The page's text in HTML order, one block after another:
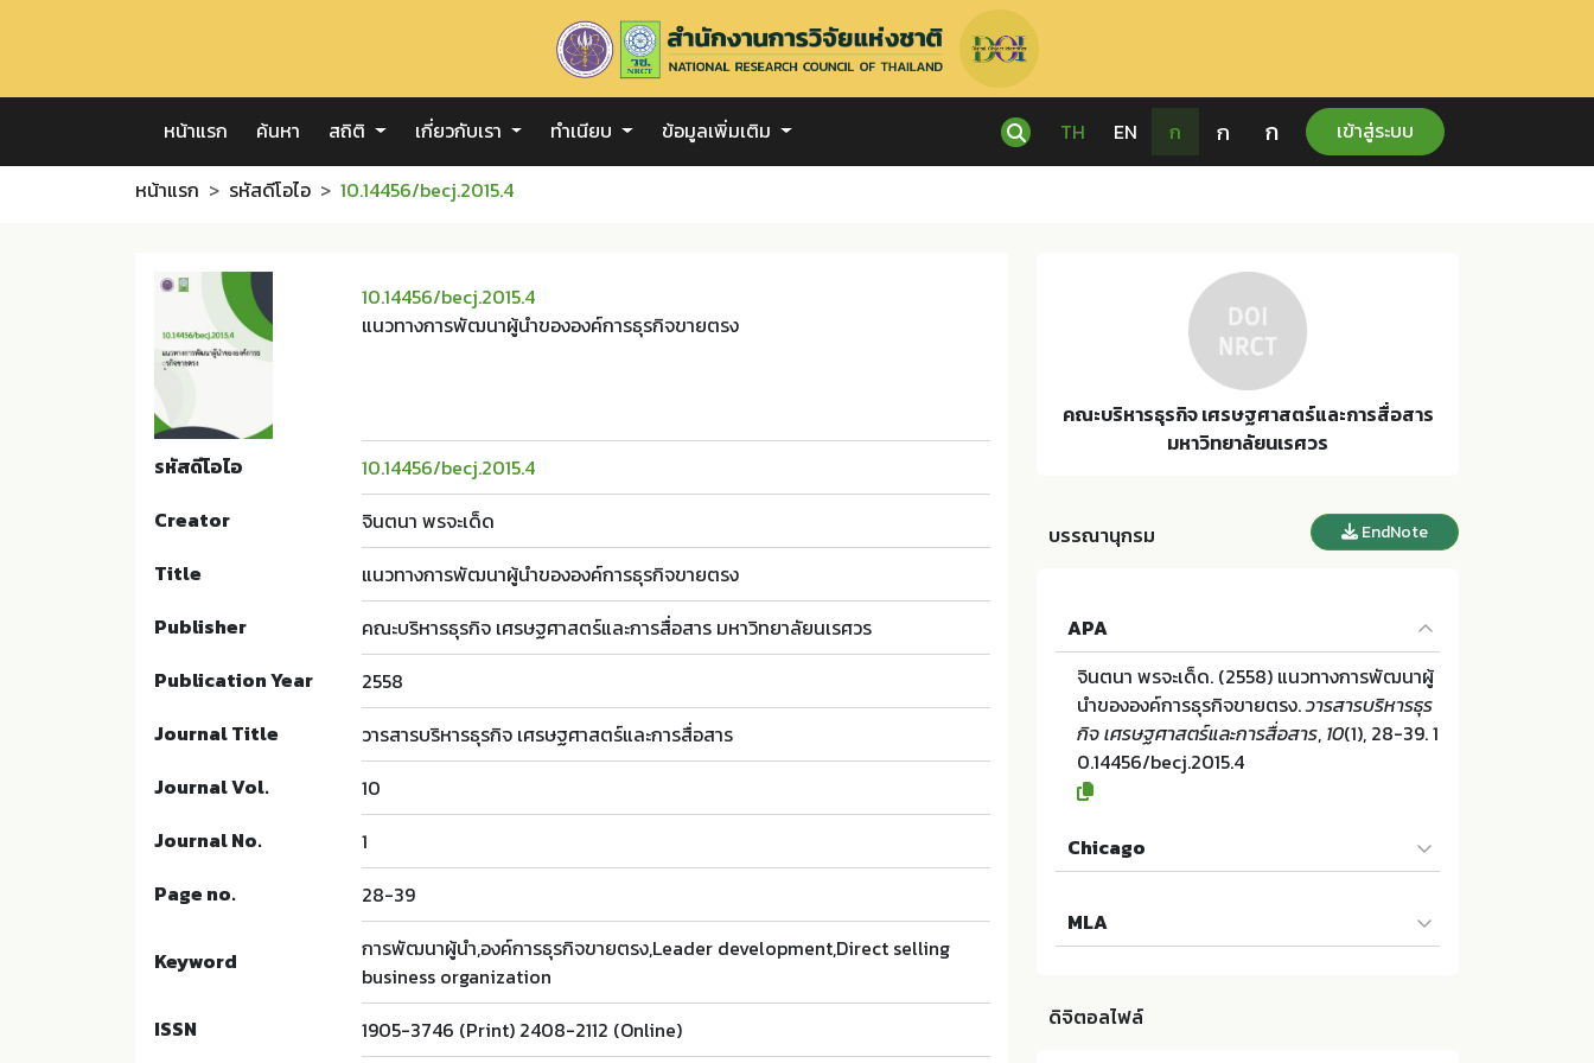
หน้าแรก ค้นหา สถิติ เกี่ยวกับเรา ทำเนียบ ข้อมูลเพิ่มเติม TH EN ก ก ก เข้าสู่ระบบ
หน้าแรก รหัสดีโอไอ 10.14456/becj.2015.4
10.14456/becj.2015.4
แนวทางการพัฒนาผู้นำขององค์การธุรกิจขายตรง
รหัสดีโอไอ
10.14456/becj.2015.4
Creator
จินตนา พรจะเด็ด
Title
แนวทางการพัฒนาผู้นำขององค์การธุรกิจขายตรง
Publisher
คณะบริหารธุรกิจ เศรษฐศาสตร์และการสื่อสาร มหาวิทยาลัยนเรศวร
Publication Year
2558
Journal Title
วารสารบริหารธุรกิจ เศรษฐศาสตร์และการสื่อสาร
Journal Vol.
10
Journal No.
1
Page no.
28-39
Keyword
การพัฒนาผู้นำ,องค์การธุรกิจขายตรง,Leader development,Direct selling
business organization
ISSN
1905-3746 (Print) 2408-2112 (Online)
คณะบริหารธุรกิจ เศรษฐศาสตร์และการสื่อสาร
มหาวิทยาลัยนเรศวร
บรรณานุกรม EndNote
APA
จินตนา พรจะเด็ด. (2558) แนวทางการพัฒนาผู้
นำขององค์การธุรกิจขายตรง.วารสารบริหารธุร
กิจ เศรษฐศาสตร์และการสื่อสาร, 10(1), 28-39. 1
0.14456/becj.2015.4
Chicago
องค์การธุรกิจขายตรง". วารสารบริหารธุรกิจ เศ
รษฐศาสตร์และการสื่อสาร 10 (2558):28-39. 1
MLA
าสตร์และการสื่อสาร มหาวิทยาลัยนเรศวร:ม.ป.ท.
ดิจิตอลไฟล์